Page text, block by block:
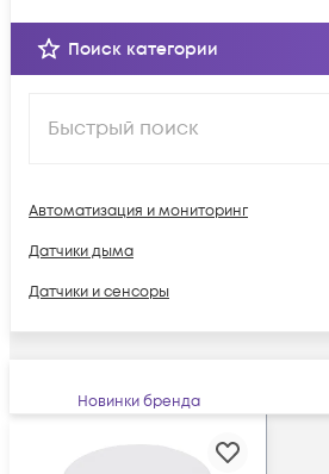
Поиск категории
Автоматизация и мониторинг
Датчики дыма
Датчики и сенсоры
Новинки бренда